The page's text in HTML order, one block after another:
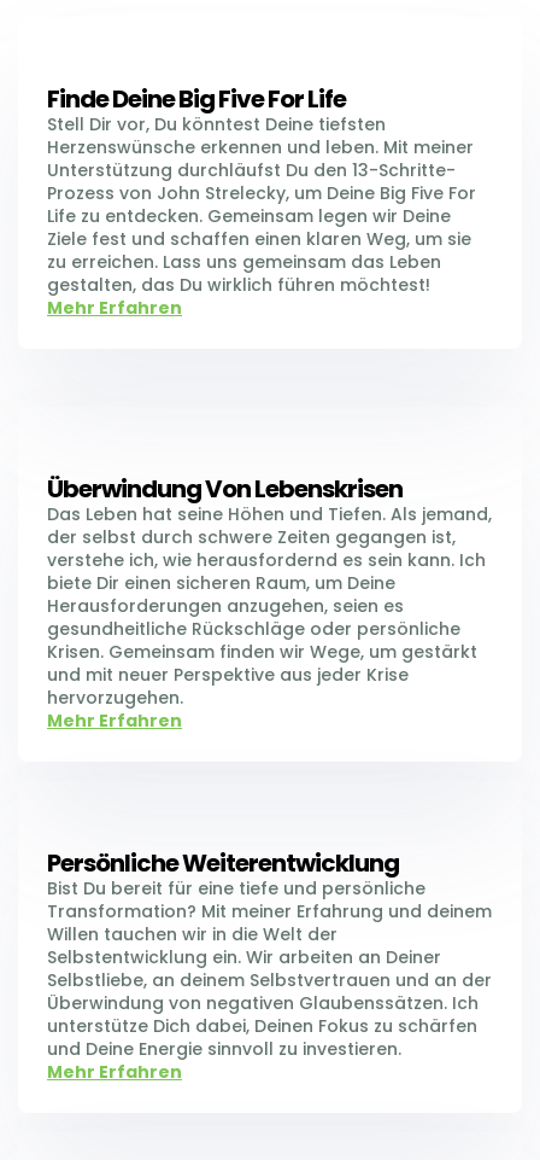
Finde Deine Big Five For Life
Stell Dir vor, Du könntest Deine tiefsten
Herzenswünsche erkennen und leben. Mit meiner
Unterstützung durchläufst Du den 13-Schritte-
Prozess von John Strelecky, um Deine Big Five For
Life zu entdecken. Gemeinsam legen wir Deine
Ziele fest und schaffen einen klaren Weg, um sie
zu erreichen. Lass uns gemeinsam das Leben
gestalten, das Du wirklich führen möchtest!
Mehr Erfahren
Überwindung Von Lebenskrisen
Das Leben hat seine Höhen und Tiefen. Als jemand,
der selbst durch schwere Zeiten gegangen ist,
verstehe ich, wie herausfordernd es sein kann. Ich
biete Dir einen sicheren Raum, um Deine
Herausforderungen anzugehen, seien es
gesundheitliche Rückschläge oder persönliche
Krisen. Gemeinsam finden wir Wege, um gestärkt
und mit neuer Perspektive aus jeder Krise
hervorzugehen.
Mehr Erfahren
Persönliche Weiterentwicklung
Bist Du bereit für eine tiefe und persönliche
Transformation? Mit meiner Erfahrung und deinem
Willen tauchen wir in die Welt der
Selbstentwicklung ein. Wir arbeiten an Deiner
Selbstliebe, an deinem Selbstvertrauen und an der
Überwindung von negativen Glaubenssätzen. Ich
unterstütze Dich dabei, Deinen Fokus zu schärfen
und Deine Energie sinnvoll zu investieren.
Mehr Erfahren